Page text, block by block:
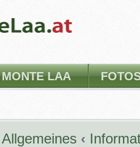
LAA
Allgemeines ‹